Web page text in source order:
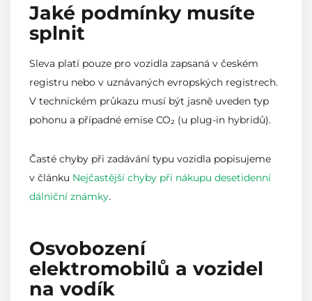
Jaké podmínky musíte
splnit
Sleva platí pouze pro vozidla zapsaná v českém
registru nebo v uznávaných evropských registrech.
V technickém průkazu musí být jasně uveden typ
pohonu a případné emise CO₂ (u plug-in hybridů).
Časté chyby při zadávání typu vozidla popisujeme
v článku Nejčastější chyby při nákupu desetidenní
dálniční známky.
Osvobození
elektromobilů a vozidel
na vodík